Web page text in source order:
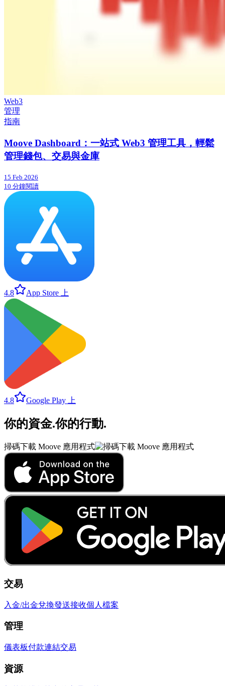
Web3
管理
指南
Moove Dashboard：一站式 Web3 管理工具，輕鬆
管理錢包、交易與金庫
15 Feb 2026
10 分鐘閱讀
4.8 App Store 上
4.8 Google Play 上
你的資金.你的行動.
掃碼下載 Moove 應用程式
交易
入金/出金兌換發送接收個人檔案
管理
儀表板付款連結交易
資源